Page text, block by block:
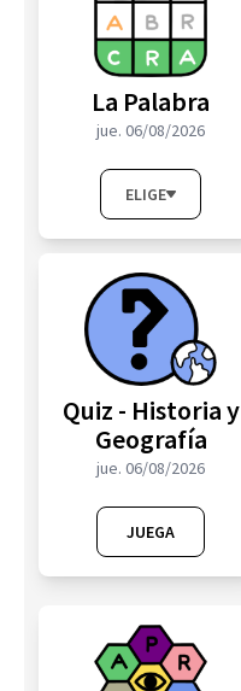
La Palabra
jue. 06/08/2026
ELIGE
Quiz - Historia y
Geografía
jue. 06/08/2026
JUEGA